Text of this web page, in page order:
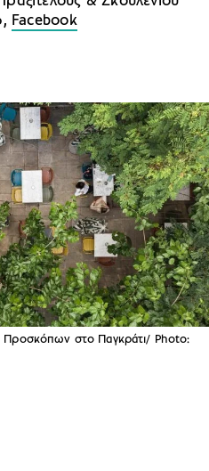
Facebook
Προσκόπων στο Παγκράτι/ Photo: